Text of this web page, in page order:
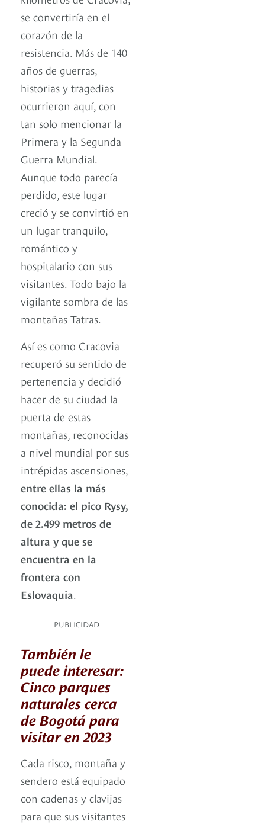
se convertiría en el
corazón de la
resistencia. Más de 140
años de guerras,
historias y tragedias
ocurrieron aquí, con
tan solo mencionar la
Primera y la Segunda
Guerra Mundial.
Aunque todo parecía
perdido, este lugar
creció y se convirtió en
un lugar tranquilo,
romántico y
hospitalario con sus
visitantes. Todo bajo la
vigilante sombra de las
montañas Tatras.
Así es como Cracovia
recuperó su sentido de
pertenencia y decidió
hacer de su ciudad la
puerta de estas
montañas, reconocidas
a nivel mundial por sus
intrépidas ascensiones,
entre ellas la más
conocida: el pico Rysy,
de 2.499 metros de
altura y que se
encuentra en la
frontera con
Eslovaquia.
PUBLICIDAD
También le
puede interesar:
Cinco parques
naturales cerca
de Bogotá para
visitar en 2023
Cada risco, montaña y
sendero está equipado
con cadenas y clavijas
para que sus visitantes